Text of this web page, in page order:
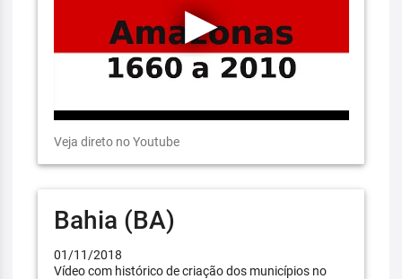
Veja direto no Youtube
Bahia (BA)
01/11/2018
Vídeo com histórico de criação dos municípios no